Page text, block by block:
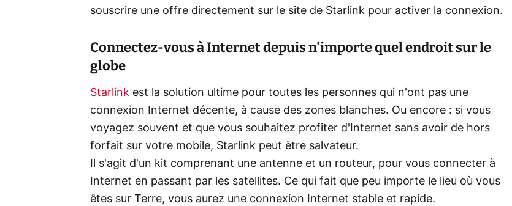
souscrire une offre directement sur le site de Starlink pour activer la connexion.
Connectez-vous à Internet depuis n'importe quel endroit sur le
globe
Starlink est la solution ultime pour toutes les personnes qui n'ont pas une
connexion Internet décente, à cause des zones blanches. Ou encore : si vous
voyagez souvent et que vous souhaitez profiter d'Internet sans avoir de hors
forfait sur votre mobile, Starlink peut être salvateur.
Il s'agit d'un kit comprenant une antenne et un routeur, pour vous connecter à
Internet en passant par les satellites. Ce qui fait que peu importe le lieu où vous
êtes sur Terre, vous aurez une connexion Internet stable et rapide.